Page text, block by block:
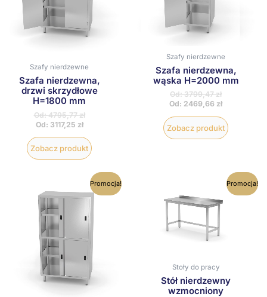
Szafy nierdzewne
Szafa nierdzewna,
drzwi skrzydłowe
H=1800 mm
Od:4795,77zł
Od: 3117,25 zł
Zobacz produkt
wybrać
stronie
Szafy nierdzewne
Szafa nierdzewna,
wąska H=2000 mm
Od:3799,47zł
Od: 2469,66 zł
Zobacz produkt
Promocja!
Ten
produkt
Opcje
wybrać
stronie
Promocja!
Stoły do pracy
Stół nierdzewny
wzmocniony
Ten
produkt
produktu